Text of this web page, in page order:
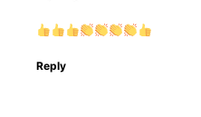
Reply